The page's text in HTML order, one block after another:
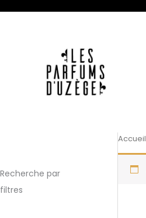
Recherche par
filtres
Accueil